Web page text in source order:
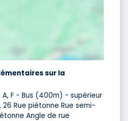
sur la
F - Bus (400m) - supérieur
26 Rue piétonne Rue semi-
Angle de rue